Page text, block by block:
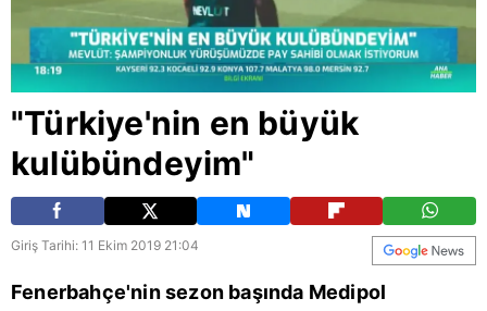
"Türkiye'nin en büyük
kulübündeyim"
Giriş Tarihi: 11 Ekim 2019 21:04
Fenerbahçe'nin sezon başında Medipol